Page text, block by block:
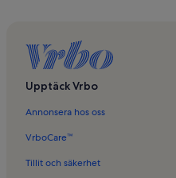
Semesterboenden i Öckerö
Semesterboenden i Åkerhög
Semesterboenden i Lilla
Semesterboenden i Hyppeln
Semesterboenden i Källö-Knippla
Semesterboenden i Kalvsund
Upptäck Vrbo
Annonsera hos oss
VrboCare™
Tillit och säkerhet